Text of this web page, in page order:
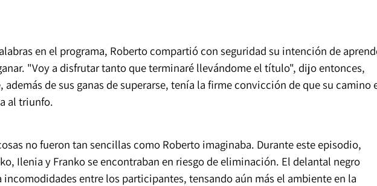
en el programa, Roberto compartió con seguridad su intención de
"Voy a disfrutar tanto que terminaré llevándome el título", dijo entonces,
además de sus ganas de superarse, tenía la firme convicción de que su camino
al triunfo.
no fueron tan sencillas como Roberto imaginaba. Durante este episodio,
Ilenia y Franko se encontraban en riesgo de eliminación. El delantal negro
incomodidades entre los participantes, tensando aún más el ambiente en la